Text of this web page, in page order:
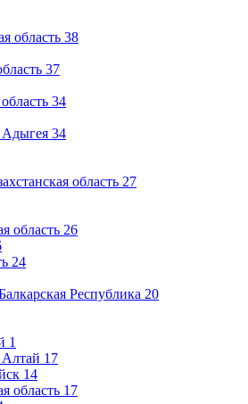
область 38
37
34
Адыгея 34
область 27
область 26
24
Республика 20
1
17
14
область 17